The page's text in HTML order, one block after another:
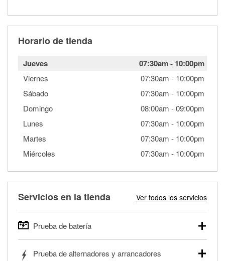
Horario de tienda
Jueves 07:30am- 10:00pm
Viernes 07:30am - 10:00pm
Sábado
07:30am - 10:00pm
Domingo
08:00am -09:00pm
Lunes
07:30am - 10:00pm
Martes
07:30am - 10:00pm
Miércoles
07:30am - 10:00pm
Servicios en la tienda Ver todos los servicios
Prueba de batería
autos, camionetas, SUVs, vehículos comerciales y
Prueba de alternadores y arrancadores